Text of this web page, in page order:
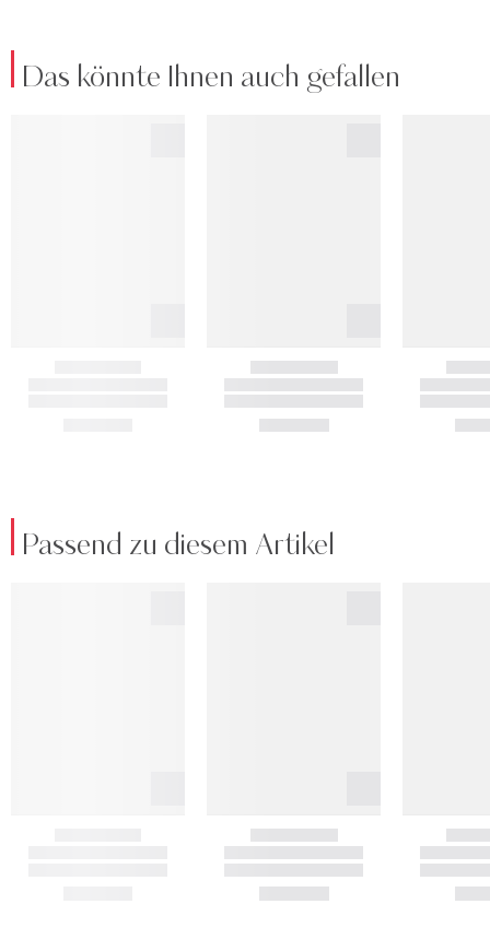
Das könnte Ihnen auch gefallen
Passend zu diesem Artikel